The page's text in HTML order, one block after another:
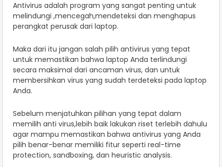
Antivirus adalah program yang sangat penting untuk
melindungi ,mencegah,mendeteksi dan menghapus
perangkat perusak dari laptop.
Maka dari itu jangan salah pilih antivirus yang tepat
untuk memastikan bahwa laptop Anda terlindungi
secara maksimal dari ancaman virus, dan untuk
membersihkan virus yang sudah terdeteksi pada laptop
Anda.
Sebelum menjatuhkan pilihan yang tepat dalam
memilih anti virus,lebih baik lakukan riset terlebih dahulu
agar mampu memastikan bahwa antivirus yang Anda
pilih benar-benar memiliki fitur seperti real-time
protection, sandboxing, dan heuristic analysis.